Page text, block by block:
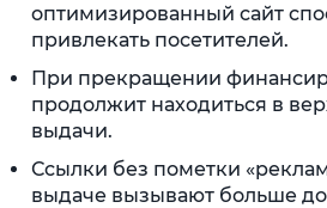
оптимизированный сайт
привлекать посетителей.
При прекращении
продолжит находиться в
выдачи.
Ссылки без пометки
выдаче вызывают больше